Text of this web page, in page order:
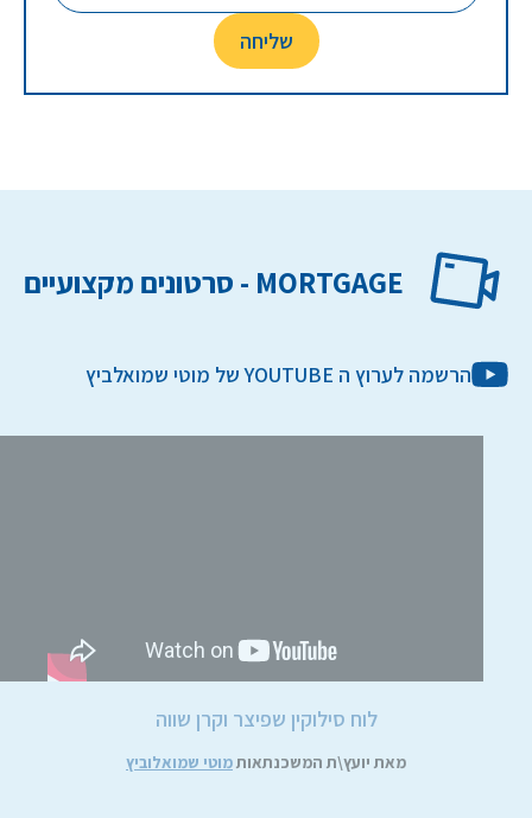
MORTGAGE - סרטונים מקצועיים
הרשמה לערוץ ה YOUTUBE של מוטי שמואלביץ
לוח סילוקין שפיצר וקרן שווה
מאת יועץ\ת המשכנתאותמוטי שמואלוביץ